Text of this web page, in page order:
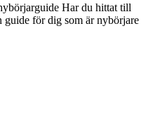
Har du hittat till
guide för dig som är nybörjare